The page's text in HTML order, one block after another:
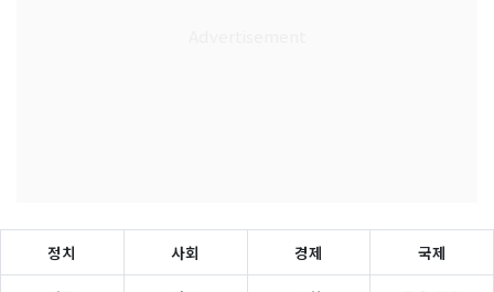
정치 사회 경제 국제